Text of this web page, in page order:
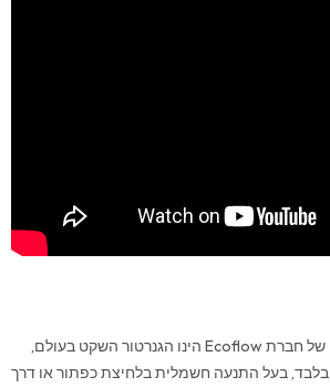
הגנרטור החכם ההיברידי של חברת Ecoflow הינו הגנרטור השקט בעולם,
בעל רמת רעש של 56Db בלבד, בעל התנעה חשמלית בלחיצת כפתור או דרך